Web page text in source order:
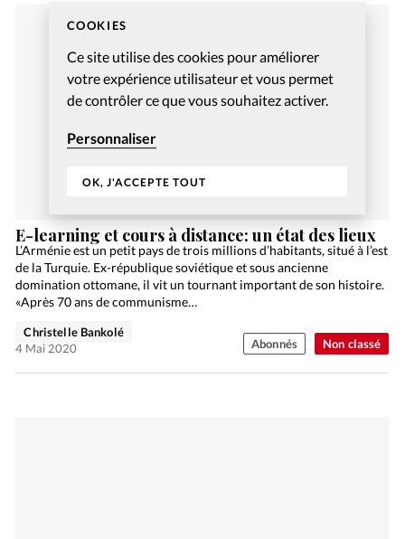
COOKIES
Ce site utilise des cookies pour améliorer
votre expérience utilisateur et vous permet
de contrôler ce que vous souhaitez activer.
Personnaliser
OK, J'ACCEPTE TOUT
Non classé
E-learning et cours à distance: un état des lieux
L’Arménie est un petit pays de trois millions d’habitants, situé à l’est
de la Turquie. Ex-république soviétique et sous ancienne
domination ottomane, il vit un tournant important de son histoire.
«Après 70 ans de communisme…
Christelle Bankolé
4 Mai 2020
Abonnés